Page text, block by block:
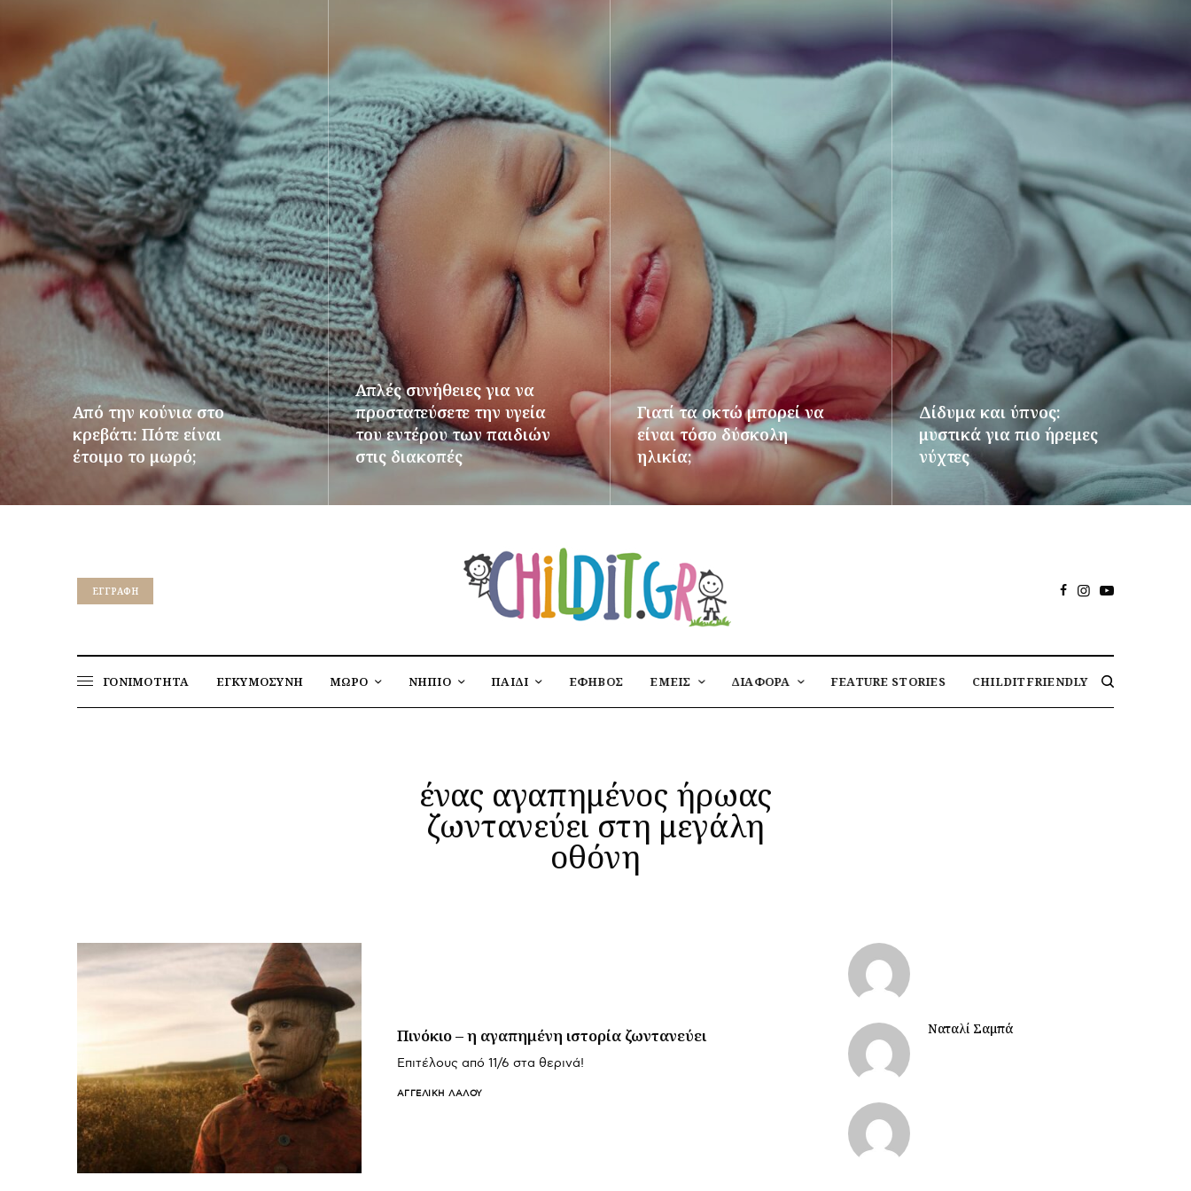
Από την κούνια στο
κρεβάτι: Πότε είναι
έτοιμο το μωρό;
Απλές συνήθειες για να
προστατεύσετε την υγεία
του εντέρου των παιδιών
στις διακοπές
Γιατί τα οκτώ μπορεί να
είναι τόσο δύσκολη
ηλικία;
ΠΕΡΙΣΣΌΤΕΡΑ
Δίδυμα και ύπνος:
μυστικά για πιο ήρεμες
νύχτες
ΠΕΡΙΣΣΌΤΕΡΑ
EΓΓΡΑΦΉ
ΓΟΝΙΜΟΤΗΤΑ ΕΓΚΥΜΟΣΥΝΗ ΜΩΡΟ ΝΗΠΙΟ ΠΑΙΔΙ ΕΦΗΒΟΣ ΕΜΕΙΣ ΔΙΑΦΟΡΑ FEATURE STORIES CHILDITFRIENDLY
ένας αγαπημένος ήρωας
ζωντανεύει στη μεγάλη
οθόνη
Πινόκιο – η αγαπημένη ιστορία ζωντανεύει
Επιτέλους από 11/6 στα θερινά!
ΑΓΓΕΛΙΚΉ ΛΆΛΟΥ
Ναταλί Σαμπά